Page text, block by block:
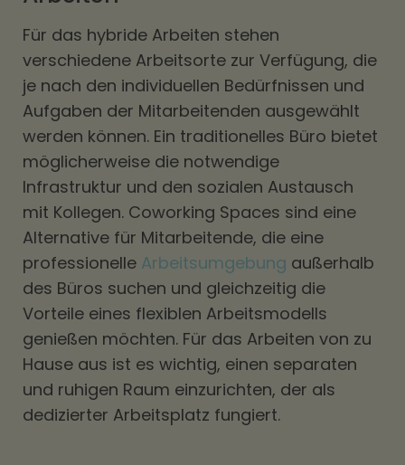
Für das hybride Arbeiten stehen
verschiedene Arbeitsorte zur Verfügung, die
je nach den individuellen Bedürfnissen und
Aufgaben der Mitarbeitenden ausgewählt
werden können. Ein traditionelles Büro bietet
möglicherweise die notwendige
Infrastruktur und den sozialen Austausch
mit Kollegen. Coworking Spaces sind eine
Alternative für Mitarbeitende, die eine
professionelle Arbeitsumgebung außerhalb
des Büros suchen und gleichzeitig die
Vorteile eines flexiblen Arbeitsmodells
genießen möchten. Für das Arbeiten von zu
Hause aus ist es wichtig, einen separaten
und ruhigen Raum einzurichten, der als
dedizierter Arbeitsplatz fungiert.